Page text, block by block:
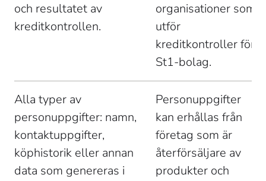
och resultatet av
kreditkontrollen.
organisationer som
utför
kreditkontroller för
St1-bolag.
Alla typer av
personuppgifter: namn,
kontaktuppgifter,
köphistorik eller annan
data som genereras i
Personuppgifter
kan erhållas från
företag som är
återförsäljare av
produkter och